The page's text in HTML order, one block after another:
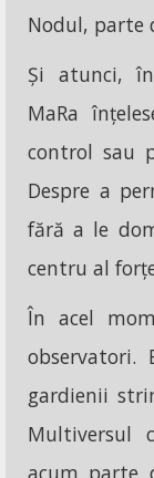
Nodul, parte
Și atunci,
MaRa
control sau
Despre a
fără a le
centru al
În acel
gardienii
Multiversul
acum parte